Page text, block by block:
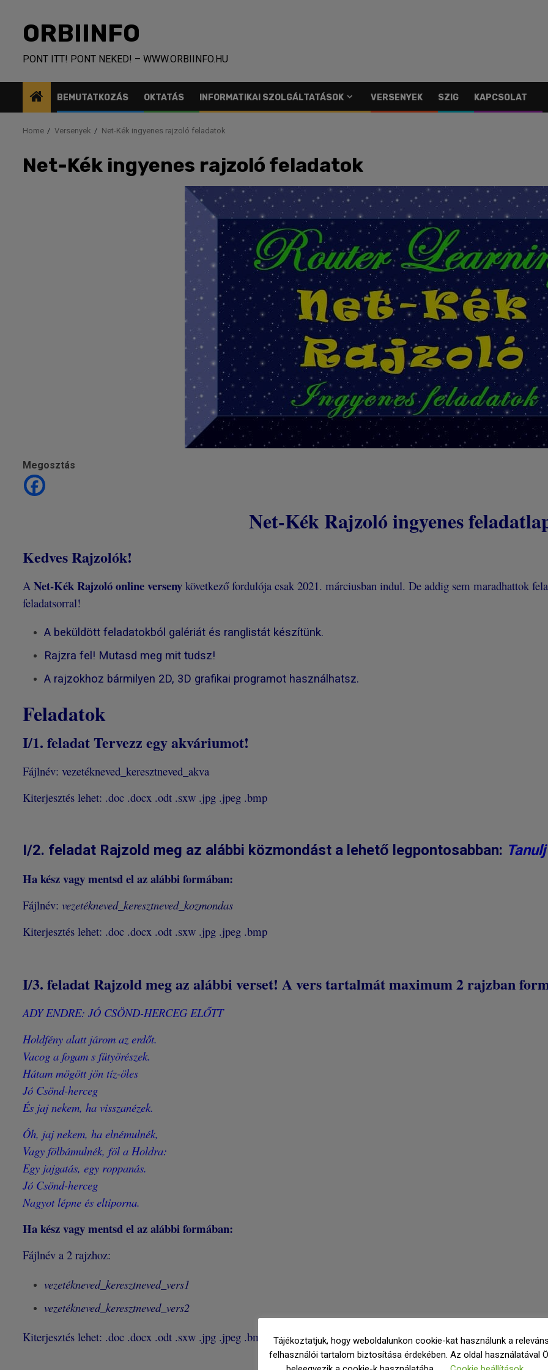
contentORBIINFO
PONT ITT! PONT NEKED! – WWW.ORBIINFO.HU
BEMUTATKOZÁS OKTATÁS INFORMATIKAI SZOLGÁLTATÁSOK VERSENYEK SZIG KAPCSOLAT
Home Versenyek Net-Kék ingyenes rajzoló feladatok
Net-Kék ingyenes rajzoló feladatok
Megosztás
Net-Kék Rajzoló ingyenes
Kedves Rajzolók!
A Net-Kék Rajzoló online verseny következő fordulója csak 2021. márciusban indul. De addig sem maradhattok
feladatsorral!
A beküldött feladatokból galériát és ranglistát készítünk.
Rajzra fel! Mutasd meg mit tudsz!
A rajzokhoz bármilyen 2D, 3D grafikai programot használhatsz.
Feladatok
I/1. feladatTervezz egy akváriumot!
Fájlnév: vezetékneved_keresztneved_akva
Kiterjesztés lehet: .doc .docx .odt .sxw .jpg .jpeg .bmp
I/2. feladat Rajzold meg az alábbi közmondást a lehető legpontosabban:
Ha kész vagy mentsd el az alábbi formában:
Fájlnév: vezetékneved_keresztneved_kozmondas
Kiterjesztés lehet: .doc .docx .odt .sxw .jpg .jpeg .bmp
I/3. feladat Rajzold meg az alábbi verset! A vers tartalmát maximum 2 rajzban
ADY ENDRE: JÓ CSÖND-HERCEG ELŐTT
Holdfény alatt járom az erdőt.
Vacog a fogam s fütyörészek.
Hátam mögött jön tíz-öles
Jó Csönd-herceg
És jaj nekem, ha visszanézek.
Óh, jaj nekem, ha elnémulnék,
Vagy fölbámulnék, föl a Holdra:
Egy jajgatás, egy roppanás.
Jó Csönd-herceg
Nagyot lépne és eltiporna.
Ha kész vagy mentsd el az alábbi formában:
Fájlnév a 2 rajzhoz:
vezetékneved_keresztneved_vers1
vezetékneved_keresztneved_vers2
Kiterjesztés lehet: .doc .docx .odt .sxw .jpg .jpeg .bmp
Tájékoztatjuk, hogy weboldalunkon cookie-kat használunk a
felhasználói tartalom biztosítása érdekében. Az oldal használatával